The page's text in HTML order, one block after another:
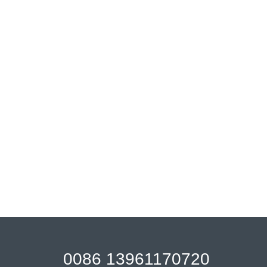
0086 13961170720